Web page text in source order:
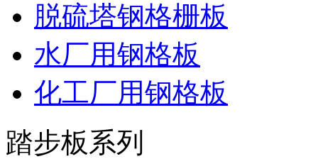
脱硫塔钢格栅板
水厂用钢格板
化工厂用钢格板
踏步板系列